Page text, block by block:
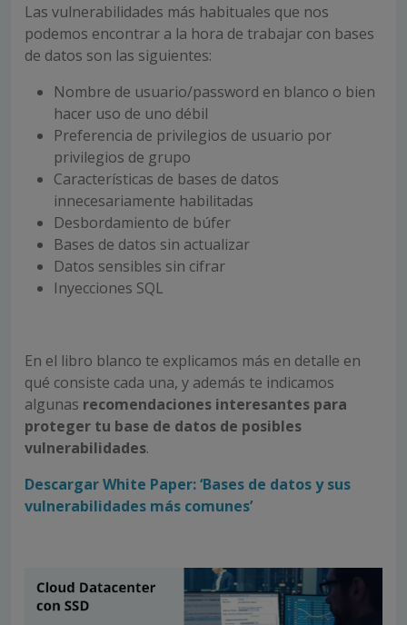
Las vulnerabilidades más habituales que nos
podemos encontrar a la hora de trabajar con bases
de datos son las siguientes:
Nombre de usuario/password en blanco o bien
hacer uso de uno débil
Preferencia de privilegios de usuario por
privilegios de grupo
Características de bases de datos
innecesariamente habilitadas
Desbordamiento de búfer
Bases de datos sin actualizar
Datos sensibles sin cifrar
Inyecciones SQL
En el libro blanco te explicamos más en detalle en
qué consiste cada una, y además te indicamos
algunas recomendaciones interesantes para
proteger tu base de datos de posibles
vulnerabilidades.
Descargar White Paper: ‘Bases de datos y sus
vulnerabilidades más comunes’